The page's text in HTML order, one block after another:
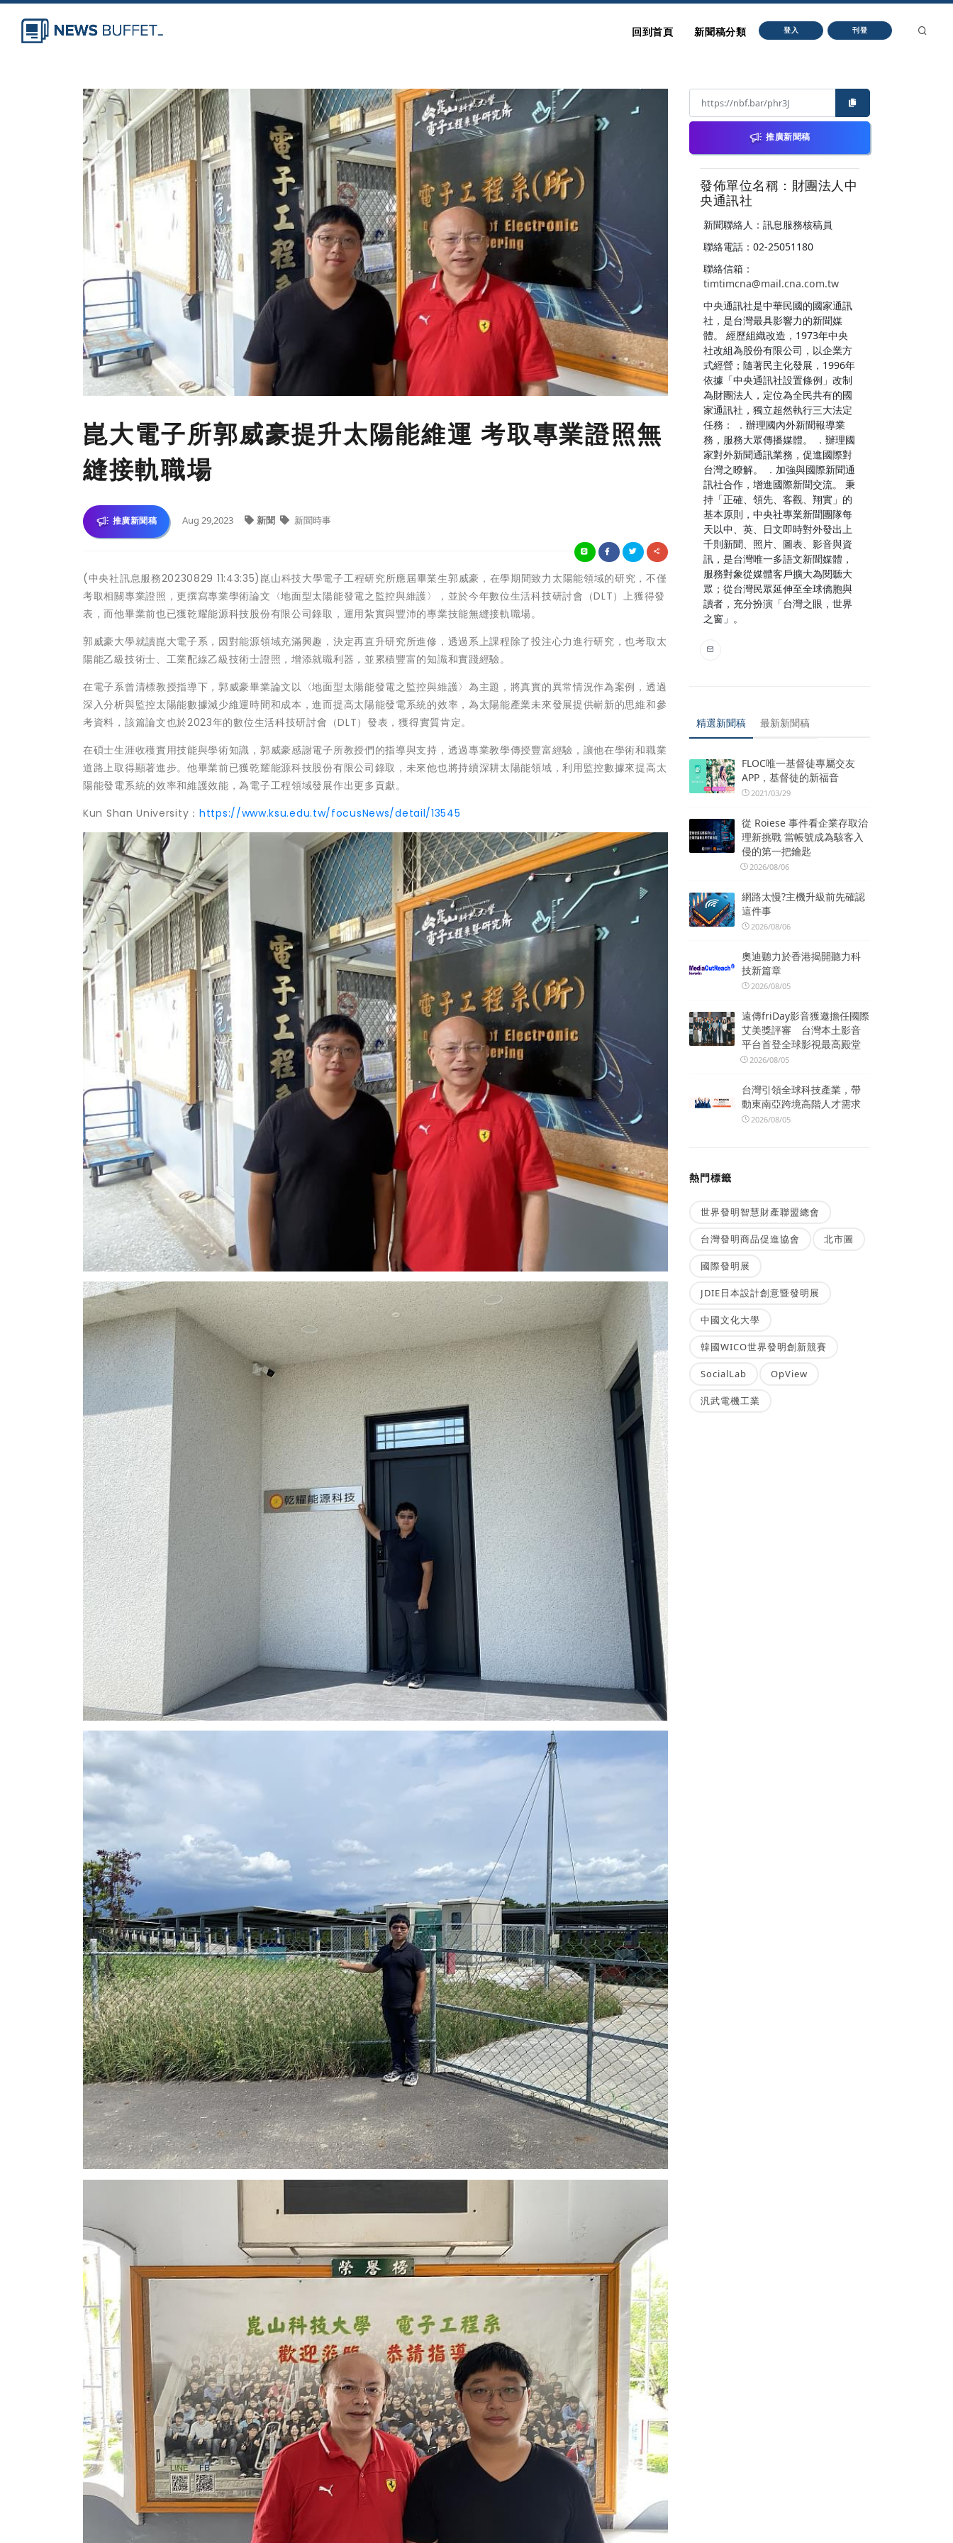
回到首頁 新聞稿分類 登入 刊登
崑大電子所郭威豪提升太陽能維運 考取專業證照無
縫接軌職場
推廣新聞稿 Aug 29,2023 新聞 新聞時事
(中央社訊息服務20230829 11:43:35)崑山科技大學電子工程研究所應屆畢業生郭威豪，在學期間致力太陽能領域的研究，不僅
考取相關專業證照，更撰寫專業學術論文〈地面型太陽能發電之監控與維護〉，並於今年數位生活科技研討會（DLT）上獲得發
表，而他畢業前也已獲乾耀能源科技股份有限公司錄取，運用紮實與豐沛的專業技能無縫接軌職場。
郭威豪大學就讀崑大電子系，因對能源領域充滿興趣，決定再直升研究所進修，透過系上課程除了投注心力進行研究，也考取太
陽能乙級技術士、工業配線乙級技術士證照，增添就職利器，並累積豐富的知識和實踐經驗。
在電子系曾清標教授指導下，郭威豪畢業論文以〈地面型太陽能發電之監控與維護〉為主題，將真實的異常情況作為案例，透過
深入分析與監控太陽能數據減少維運時間和成本，進而提高太陽能發電系統的效率，為太陽能產業未來發展提供嶄新的思維和參
考資料，該篇論文也於2023年的數位生活科技研討會（DLT）發表，獲得實質肯定。
在碩士生涯收穫實用技能與學術知識，郭威豪感謝電子所教授們的指導與支持，透過專業教學傳授豐富經驗，讓他在學術和職業
道路上取得顯著進步。他畢業前已獲乾耀能源科技股份有限公司錄取，未來他也將持續深耕太陽能領域，利用監控數據來提高太
陽能發電系統的效率和維護效能，為電子工程領域發展作出更多貢獻。
Kun Shan University： https://www.ksu.edu.tw/focusNews/detail/13545
推廣新聞稿
發佈單位名稱：財團法人中
央通訊社
新聞聯絡人：訊息服務核稿員
聯絡電話：02-25051180
聯絡信箱：
timtimcna@mail.cna.com.tw
中央通訊社是中華民國的國家通訊
社，是台灣最具影響力的新聞媒
體。 經歷組織改造，1973年中央
社改組為股份有限公司，以企業方
式經營；隨著民主化發展，1996年
依據「中央通訊社設置條例」改制
為財團法人，定位為全民共有的國
家通訊社，獨立超然執行三大法定
任務： ．辦理國內外新聞報導業
務，服務大眾傳播媒體。 ．辦理國
家對外新聞通訊業務，促進國際對
台灣之瞭解。 ．加強與國際新聞通
訊社合作，增進國際新聞交流。 秉
持「正確、領先、客觀、翔實」的
基本原則，中央社專業新聞團隊每
天以中、英、日文即時對外發出上
千則新聞、照片、圖表、影音與資
訊，是台灣唯一多語文新聞媒體，
服務對象從媒體客戶擴大為閱聽大
眾；從台灣民眾延伸至全球僑胞與
讀者，充分扮演「台灣之眼，世界
之窗」。
精選新聞稿 最新新聞稿
FLOC唯一基督徒專屬交友
APP，基督徒的新福音
2021/03/29
從 Roiese 事件看企業存取治
理新挑戰 當帳號成為駭客入
侵的第一把鑰匙
2026/08/06
網路太慢?主機升級前先確認
這件事
2026/08/06
奧迪聽力於香港揭開聽力科
技新篇章
2026/08/05
遠傳friDay影音獲邀擔任國際
艾美獎評審 台灣本土影音
平台首登全球影視最高殿堂
2026/08/05
台灣引領全球科技產業，帶
動東南亞跨境高階人才需求
2026/08/05
熱門標籤
世界發明智慧財產聯盟總會
台灣發明商品促進協會 北市圖
國際發明展
JDIE日本設計創意暨發明展
中國文化大學
韓國WICO世界發明創新競賽
SocialLab OpView
汎武電機工業